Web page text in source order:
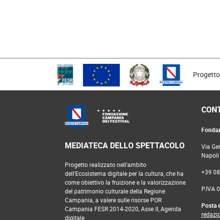
con Ettore Scola, Roberto Herlitzka, Isa Danieli,
Nadia Baldi, Rimas Tuminas ed Eros Pagni.
rapporti parentali, proseguita con “Ultimo strip” e
MEDIATECA DELLO SPETTACOLO
Progetto realizzato nell'ambito
dell'Ecosistema digitale per la cultura, che ha
come obiettivo la fruizione e la valorizzazione
del patrimonio culturale della Regione
Campania, a valere sulle risorse POR
Campania FESR 2014-2020, Asse II, Agenda
digitale
Via
Napoli
+39
P.IVA
Posta